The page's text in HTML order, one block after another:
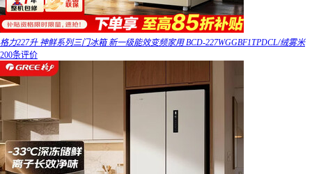
格力227升 神鲜系列三门冰箱 新一级能效变频家用 BCD-227WGGBF1TPDCL/绒雾米
200条评价